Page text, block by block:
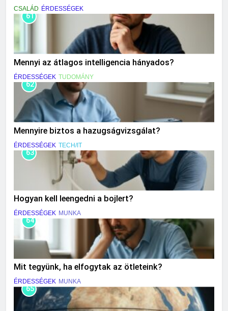
CSALÁD ÉRDESSÉGEK
61
Mennyi az átlagos intelligencia hányados?
ÉRDESSÉGEK TUDOMÁNY
62
Mennyire biztos a hazugságvizsgálat?
ÉRDESSÉGEK TECH/IT
63
Hogyan kell leengedni a bojlert?
ÉRDESSÉGEK MUNKA
64
Mit tegyünk, ha elfogytak az ötleteink?
ÉRDESSÉGEK MUNKA
65